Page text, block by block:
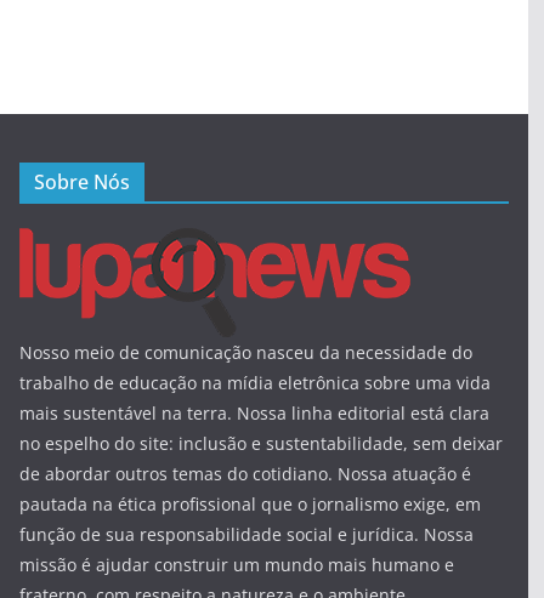
Sobre Nós
Nosso meio de comunicação nasceu da necessidade do
trabalho de educação na mídia eletrônica sobre uma vida
mais sustentável na terra. Nossa linha editorial está clara
no espelho do site: inclusão e sustentabilidade, sem deixar
de abordar outros temas do cotidiano. Nossa atuação é
pautada na ética profissional que o jornalismo exige, em
função de sua responsabilidade social e jurídica. Nossa
missão é ajudar construir um mundo mais humano e